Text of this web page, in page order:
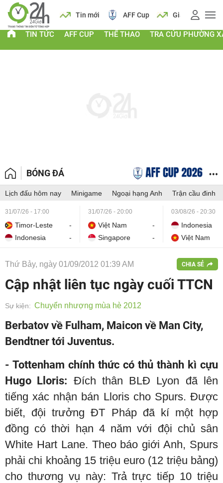
Lịch Tin mới AFF Cup Giá vàng
TIN TỨC AFF CUP THỂ THAO TRA CỨU PHƯỜNG
BÓNG ĐÁ
Lịch đấu hôm nay Minigame Ngoại hạng Anh Trận cầu đinh
31/07/26 - 17:00
Timor-Leste
-
Indonesia
-
31/07/26 - 20:00
Việt Nam
-
Singapore
-
03/08/26 - 20:30
Indonesia
Việt Nam
Thứ Bảy, ngày 01/09/2012 01:39 AM CHIA SẺ
Cập nhật liên tục ngày cuối TTCN
Sự kiện: Chuyển nhượng mùa hè 2012
Berbatov về Fulham, Maicon về Man City,
Bendtner tới Juventus.
- Tottenham chính thức có thủ thành kì cựu
Hugo Lloris: Đích thân BLĐ Lyon đã lên
tiếng xác nhận bán Lloris cho Spurs. Được
biết, đội trưởng ĐT Pháp đã kí một hợp
đồng có thời hạn 4 năm với đội chủ sân
White Hart Lane. Theo báo giới Anh, Spurs
phải chi khoảng 15 triệu euro (12 triệu bảng)
cho thương vụ này: Trả trực tiếp 10 triệu